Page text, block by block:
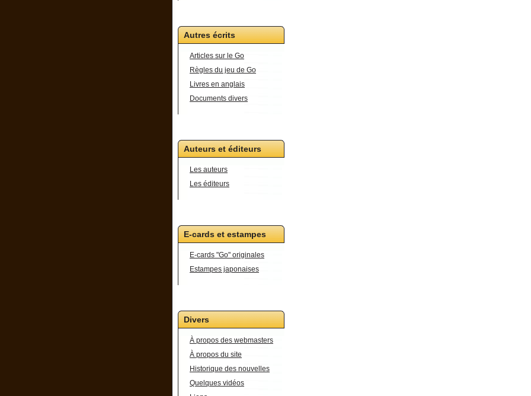
Autres écrits
Articles sur le Go
Règles du jeu de Go
Livres en anglais
Documents divers
Auteurs et éditeurs
Les auteurs
Les éditeurs
E-cards et estampes
E-cards "Go" originales
Estampes japonaises
Divers
À propos des webmasters
À propos du site
Historique des nouvelles
Quelques vidéos